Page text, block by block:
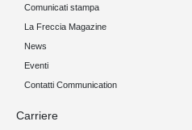
Comunicati stampa
La Freccia Magazine
News
Eventi
Contatti Communication
Carriere